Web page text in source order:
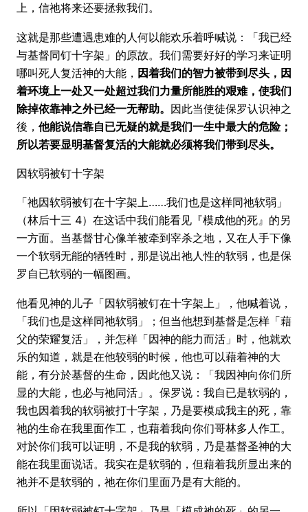
上，信祂将来还要拯救我们。
这就是那些遭遇患难的人何以能欢乐着呼喊说：「我已经
与基督同钉十字架」的原故。我们需要好好的学习来证明
哪叫死人复活神的大能， 因着我们的智力被带到尽头，因
着环境上一处又一处超过我们力量所能胜的艰难，使我们
除掉依靠神之外已经一无帮助。 因此当使徒保罗认识神之
後， 他能说信靠自已无疑的就是我们一生中最大的危险；
所以若要显明基督复活的大能就必须将我们带到尽头。
因软弱被钉十字架
「祂因软弱被钉在十字架上……我们也是这样同祂软弱」
（林后十三 4）在这话中我们能看见『模成他的死』的另
一方面。当基督甘心像羊被牵到宰杀之地，又在人手下像
一个软弱无能的牺牲时，那是说出祂人性的软弱，也是保
罗自已软弱的一幅图画。
他看见神的儿子「因软弱被钉在十字架上」，他喊着说，
「我们也是这样同祂软弱」；但当他想到基督是怎样「藉
父的荣耀复活」，并怎样「因神的能力而活」时，他就欢
乐的知道，就是在他较弱的时候，他也可以藉着神的大
能，有分於基督的生命，因此他又说：「我因神向你们所
显的大能，也必与祂同活」。保罗说：我自已是软弱的，
我也因着我的软弱被打十字架，乃是要模成我主的死，靠
祂的生命在我里面作工，也藉着我向你们哥林多人作工。
对於你们我可以证明，不是我的软弱，乃是基督圣神的大
能在我里面说话。我实在是软弱的，但藉着我所显出来的
祂并不是软弱的，祂在你们里面乃是有大能的。